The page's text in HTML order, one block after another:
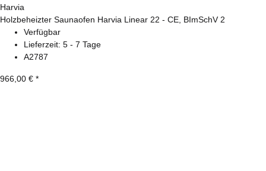
Harvia
Holzbeheizter Saunaofen Harvia Linear 22 - CE, BImSchV 2
Verfügbar
Lieferzeit: 5 - 7 Tage
A2787
966,00 € *